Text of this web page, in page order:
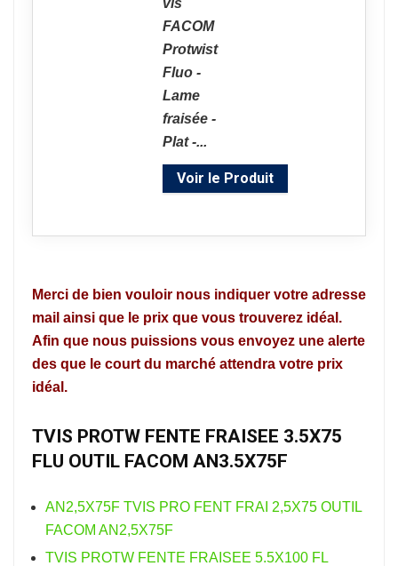
Voir le Produit
Merci de bien vouloir nous indiquer votre adresse
mail ainsi que le prix que vous trouverez idéal.
Afin que nous puissions vous envoyez une alerte
des que le court du marché attendra votre prix
idéal.
TVIS PROTW FENTE FRAISEE 3.5X75
FLU OUTIL FACOM AN3.5X75F
AN2,5X75F TVIS PRO FENT FRAI 2,5X75 OUTIL
FACOM AN2,5X75F
TVIS PROTW FENTE FRAISEE 5.5X100 FL